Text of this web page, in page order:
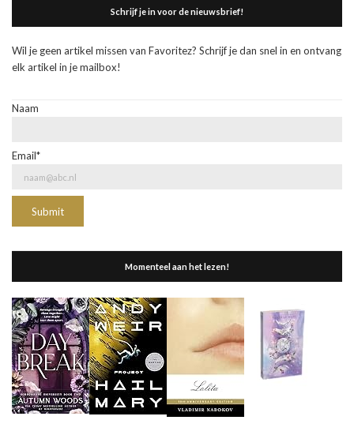
Schrijf je in voor de nieuwsbrief!
Wil je geen artikel missen van Favoritez? Schrijf je dan snel in en ontvang
elk artikel in je mailbox!
Naam
Email*
Momenteel aan het lezen!